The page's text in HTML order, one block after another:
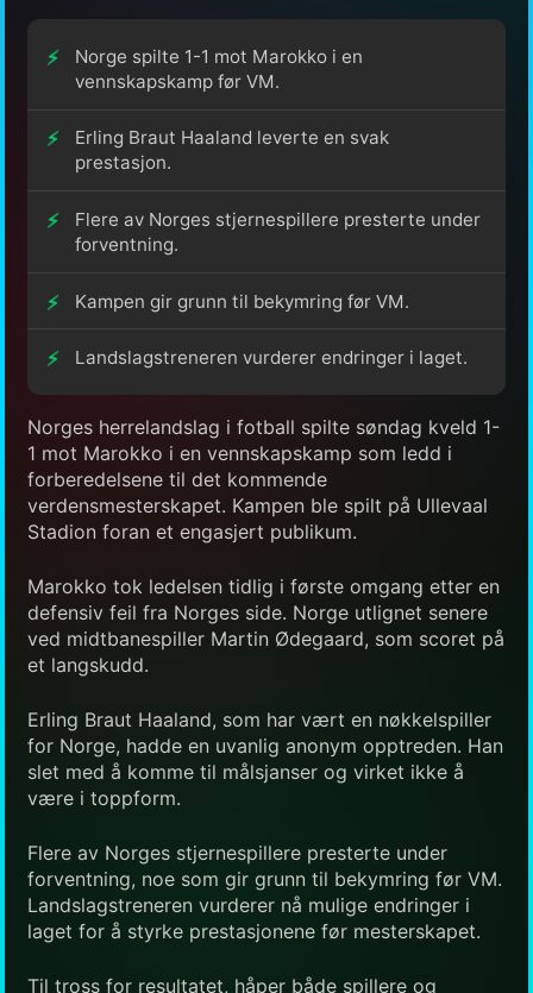
Norge spilte 1-1 mot Marokko i en
vennskapskamp før VM.
Erling Braut Haaland leverte en svak
prestasjon.
Flere av Norges stjernespillere presterte under
forventning.
Kampen gir grunn til bekymring før VM.
Landslagstreneren vurderer endringer i laget.
Norges herrelandslag i fotball spilte søndag kveld 1-
1 mot Marokko i en vennskapskamp som ledd i
forberedelsene til det kommende
verdensmesterskapet. Kampen ble spilt på Ullevaal
Stadion foran et engasjert publikum.
Marokko tok ledelsen tidlig i første omgang etter en
defensiv feil fra Norges side. Norge utlignet senere
ved midtbanespiller Martin Ødegaard, som scoret på
et langskudd.
Erling Braut Haaland, som har vært en nøkkelspiller
for Norge, hadde en uvanlig anonym opptreden. Han
slet med å komme til målsjanser og virket ikke å
være i toppform.
Flere av Norges stjernespillere presterte under
forventning, noe som gir grunn til bekymring før VM.
Landslagstreneren vurderer nå mulige endringer i
laget for å styrke prestasjonene før mesterskapet.
Til tross for resultatet, håper både spillere og